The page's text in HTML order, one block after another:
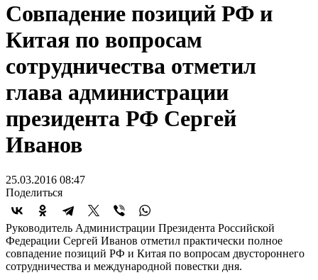
Совпадение позиций РФ и
Китая по вопросам
сотрудничества отметил
глава администрации
президента РФ Сергей
Иванов
25.03.2016 08:47
Поделиться
Руководитель Администрации Президента Российской
Федерации Сергей Иванов отметил практически полное
совпадение позиций РФ и Китая по вопросам двустороннего
сотрудничества и международной повестки дня.